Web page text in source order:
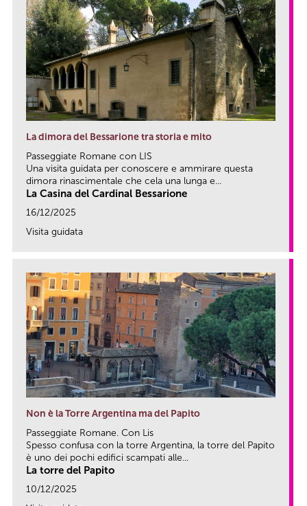
La dimora del Bessarione tra storia e mito
Passeggiate Romane con LIS
Una visita guidata per conoscere e ammirare questa
dimora rinascimentale che cela una lunga e...
La Casina del Cardinal Bessarione
16/12/2025
Visita guidata
Non è la Torre Argentina ma del Papito
Passeggiate Romane. Con Lis
Spesso confusa con la torre Argentina, la torre del Papito
è uno dei pochi edifici scampati alle...
La torre del Papito
10/12/2025